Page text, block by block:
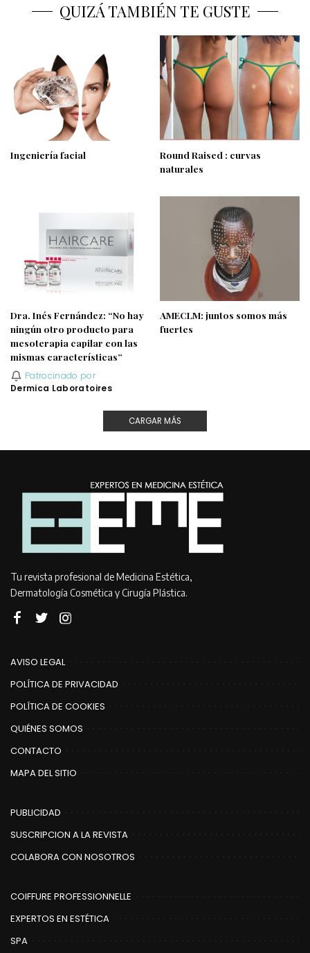
QUIZÁ TAMBIÉN TE GUSTE
Ingeniería facial
Round Raised : curvas
naturales
Dra. Inés Fernández: “No hay
ningún otro producto para
mesoterapia capilar con las
mismas características”
Patrocinado por
Dermica Laboratoires
AMECLM: juntos somos más
fuertes
CARGAR MÁS
Tu revista profesional de Medicina Estética,
Dermatología Cosmética y Cirugía Plástica.
AVISO LEGAL
POLÍTICA DE PRIVACIDAD
POLÍTICA DE COOKIES
QUIÉNES SOMOS
CONTACTO
MAPA DEL SITIO
PUBLICIDAD
SUSCRIPCION A LA REVISTA
COLABORA CON NOSOTROS
COIFFURE PROFESSIONNELLE
EXPERTOS EN ESTÉTICA
SPA